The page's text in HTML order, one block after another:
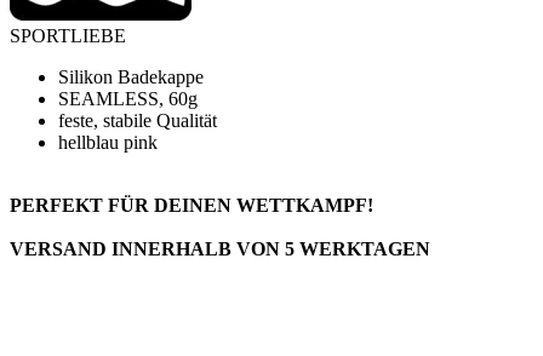
SPORTLIEBE
Silikon Badekappe
SEAMLESS, 60g
feste, stabile Qualität
hellblau pink
PERFEKT FÜR DEINEN WETTKAMPF!
VERSAND INNERHALB VON 5 WERKTAGEN